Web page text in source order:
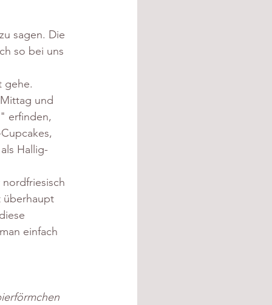
sagen. Die
so bei uns
gehe.
und
erfinden,
Hallig-
überhaupt
einfach